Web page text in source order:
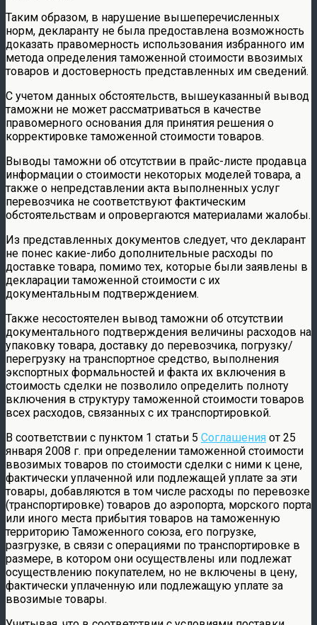
Таким образом, в нарушение вышеперечисленных
норм, декларанту не была предоставлена возможность
доказать правомерность использования избранного им
метода определения таможенной стоимости ввозимых
товаров и достоверность представленных им сведений.
С учетом данных обстоятельств, вышеуказанный вывод
таможни не может рассматриваться в качестве
правомерного основания для принятия решения о
корректировке таможенной стоимости товаров.
Выводы таможни об отсутствии в прайс-листе продавца
информации о стоимости некоторых моделей товара, а
также о непредставлении акта выполненных услуг
перевозчика не соответствуют фактическим
обстоятельствам и опровергаются материалами жалобы.
Из представленных документов следует, что декларант
не понес какие-либо дополнительные расходы по
доставке товара, помимо тех, которые были заявлены в
декларации таможенной стоимости с их
документальным подтверждением.
Также несостоятелен вывод таможни об отсутствии
документального подтверждения величины расходов на
упаковку товара, доставку до перевозчика, погрузку/
перегрузку на транспортное средство, выполнения
экспортных формальностей и факта их включения в
стоимость сделки не позволило определить полноту
включения в структуру таможенной стоимости товаров
всех расходов, связанных с их транспортировкой.
В соответствии с пунктом 1 статьи 5 Соглашения от 25
января 2008 г. при определении таможенной стоимости
ввозимых товаров по стоимости сделки с ними к цене,
фактически уплаченной или подлежащей уплате за эти
товары, добавляются в том числе расходы по перевозке
(транспортировке) товаров до аэропорта, морского порта
или иного места прибытия товаров на таможенную
территорию Таможенного союза, его погрузке,
разгрузке, в связи с операциями по транспортировке в
размере, в котором они осуществлены или подлежат
осуществлению покупателем, но не включены в цену,
фактически уплаченную или подлежащую уплате за
ввозимые товары.